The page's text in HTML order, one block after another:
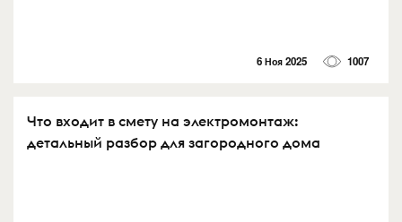
6 Ноя 2025 1007
Что входит в смету на электромонтаж:
детальный разбор для загородного дома